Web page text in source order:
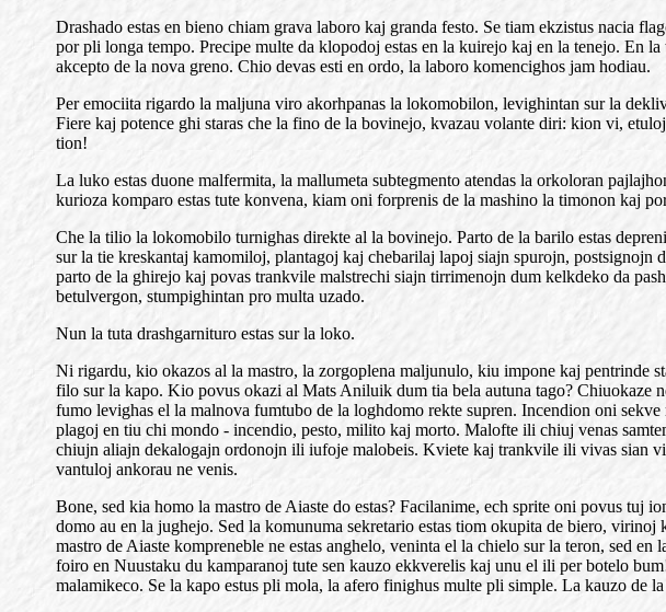
Drashado estas en bieno chiam grava laboro kaj granda festo. Se tiam ekzistus nacia
por pli longa tempo. Precipe multe da klopodoj estas en la kuirejo kaj en la tenejo. En
akcepto de la nova greno. Chio devas esti en ordo, la laboro komencighos jam hodiau.
Per emociita rigardo la maljuna viro akorhpanas la lokomobilon, levighintan sur la
Fiere kaj potence ghi staras che la fino de la bovinejo, kvazau volante diri: kion vi,
tion!
La luko estas duone malfermita, la mallumeta subtegmento atendas la orkoloran
kurioza komparo estas tute konvena, kiam oni forprenis de la mashino la timonon kaj
Che la tilio la lokomobilo turnighas direkte al la bovinejo. Parto de la barilo estas
sur la tie kreskantaj kamomiloj, plantagoj kaj chebarilaj lapoj siajn spurojn, postsignojn
parto de la ghirejo kaj povas trankvile malstrechi siajn tirrimenojn dum kelkdeko da
betulvergon, stumpighintan pro multa uzado.
Nun la tuta drashgarnituro estas sur la loko.
Ni rigardu, kio okazos al la mastro, la zorgoplena maljunulo, kiu impone kaj pentrinde
filo sur la kapo. Kio povus okazi al Mats Aniluik dum tia bela autuna tago? Chiuokaze
fumo levighas el la malnova fumtubo de la loghdomo rekte supren. Incendion oni
plagoj en tiu chi mondo - incendio, pesto, milito kaj morto. Malofte ili chiuj venas
chiujn aliajn dekalogajn ordonojn ili iufoje malobeis. Kviete kaj trankvile ili vivas sian
vantuloj ankorau ne venis.
Bone, sed kia homo la mastro de Aiaste do estas? Facilanime, ech sprite oni povus
domo au en la jughejo. Sed la komunuma sekretario estas tiom okupita de biero,
mastro de Aiaste kompreneble ne estas anghelo, veninta el la chielo sur la teron, sed
foiro en Nuustaku du kamparanoj tute sen kauzo ekkverelis kaj unu el ili per botelo
malamikeco. Se la kapo estus pli mola, la afero finighus multe pli simple. La kauzo de